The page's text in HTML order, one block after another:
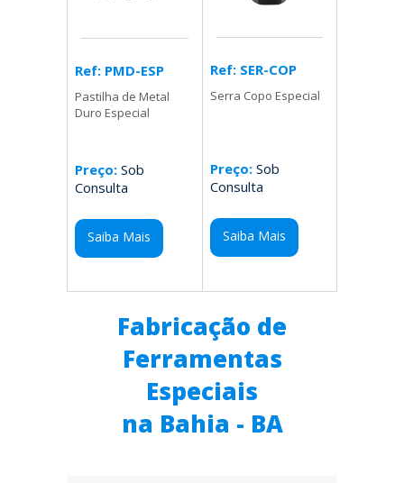
Ref: PMD-ESP
Pastilha de Metal
Duro Especial
Preço: Sob
Consulta
Saiba Mais
Ref: SER-COP
Serra Copo Especial
Preço:Sob
Consulta
Saiba Mais
Fabricação de
Ferramentas
Especiais
na Bahia - BA